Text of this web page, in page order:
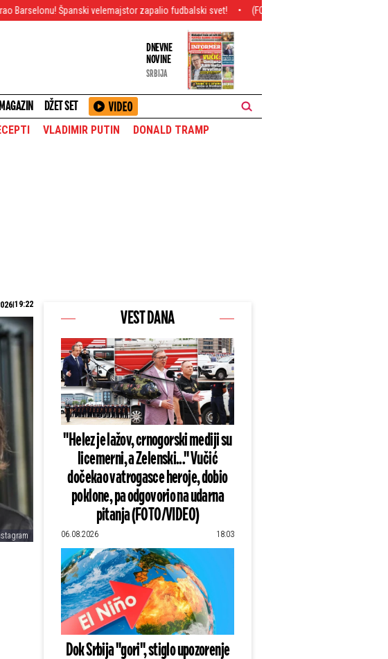
velemajstor zapalio fudbalski svet! (FOTO) Šok otkriće na zabačenoj livadi u Alpima:
DNEVNE
NOVINE
SRBIJA
MAGAZIN DŽET SET
VLADIMIR PUTIN DONALD TRAMP
19:22
VEST DANA
"Helez je lažov, crnogorski mediji su
licemerni, a Zelenski..." Vučić
dočekao vatrogasce heroje, dobio
poklone, pa odgovorio na udarna
pitanja (FOTO/VIDEO)
06.08.2026 18:03
Dok Srbija "gori", stiglo upozorenje